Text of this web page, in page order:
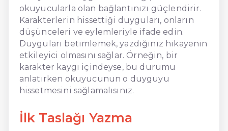
okuyucularla olan bağlantınızı güçlendirir.
Karakterlerin hissettiği duyguları, onların
düşünceleri ve eylemleriyle ifade edin.
Duyguları betimlemek, yazdığınız hikayenin
etkileyici olmasını sağlar. Örneğin, bir
karakter kaygı içindeyse, bu durumu
anlatırken okuyucunun o duyguyu
hissetmesini sağlamalısınız.
İlk Taslağı Yazma